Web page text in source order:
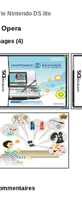
Nintendo DS lite
Opera
(4)